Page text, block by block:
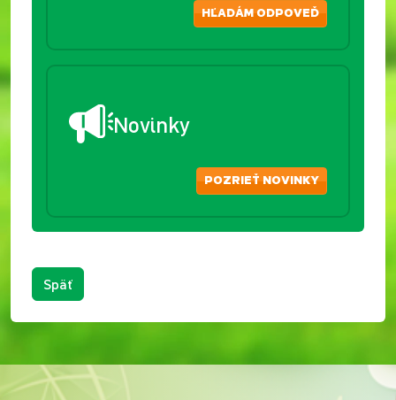
HĽADÁM ODPOVEĎ
Novinky
POZRIEŤ NOVINKY
Späť